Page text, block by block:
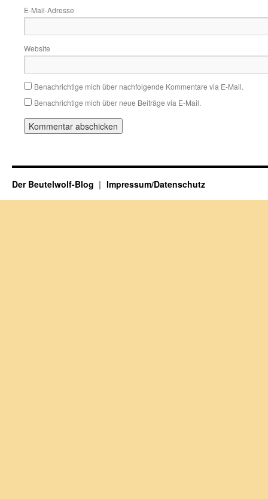
E-Mail-Adresse
Website
Benachrichtige mich über nachfolgende Kommentare via E-Mail.
Benachrichtige mich über neue Beiträge via E-Mail.
Der Beutelwolf-Blog Impressum/Datenschutz